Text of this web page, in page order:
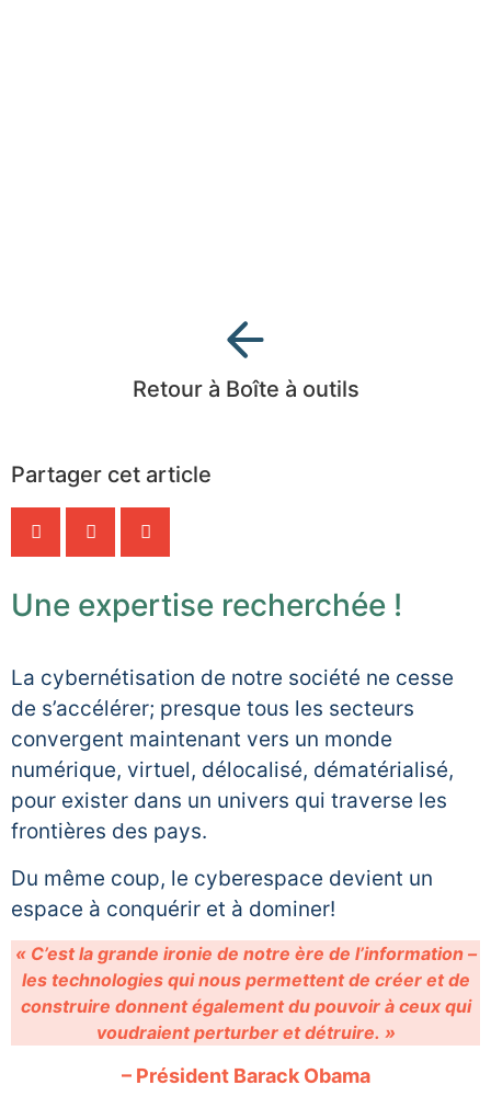
Retour à Boîte à outils
Partager cet article
Une expertise recherchée !
La cybernétisation de notre société ne cesse
de s’accélérer; presque tous les secteurs
convergent maintenant vers un monde
numérique, virtuel, délocalisé, dématérialisé,
pour exister dans un univers qui traverse les
frontières des pays.
Du même coup, le cyberespace devient un
espace à conquérir et à dominer!
« C’est la grande ironie de notre ère de l’information –
les technologies qui nous permettent de créer et de
construire donnent également du pouvoir à ceux qui
voudraient perturber et détruire. »
– Président Barack Obama